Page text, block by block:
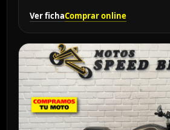
Ver fichaComprar online